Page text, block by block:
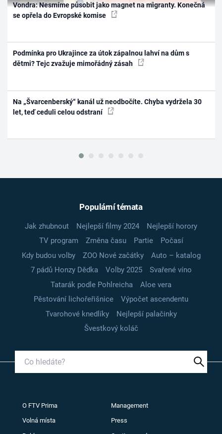
Vondra: Nesmíme působit jako magnet na migranty. Konečná
se opřela do Evropské komise
Podmínka pro Ukrajince za útok zápalnou lahví na dům s
dětmi? Tejc zvažuje mimořádný zásah
Na „Švarcenberský“ kanál už neodbočíte. Chyba vydržela 30
let, teď ceduli celou odstraní
Populární témata
Jak zhubnout Nejlepší filmy 2024
Nejlepší horory
TV program
Změna času Partie
Počasí
Kdy budou volby
ZOO Nové začátky
Auto – katalog
7 pádů Honzy Dědka
Volby 2025
Svařené víno
Tatarák podle Pohlreicha
Aloe vera
Pěstování lichořeřišnice
Výpočet ascendentu
Tvarohové knedlíky
Nejlepší palačinky
Švestkový koláč
O FTV Prima Management
Volná místa Press